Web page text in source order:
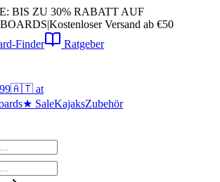
BIS ZU 30% RABATT AUF
|Kostenloser Versand ab €50
Finder Ratgeber
99🇦🇹 at
★ SaleKajaksZubehör